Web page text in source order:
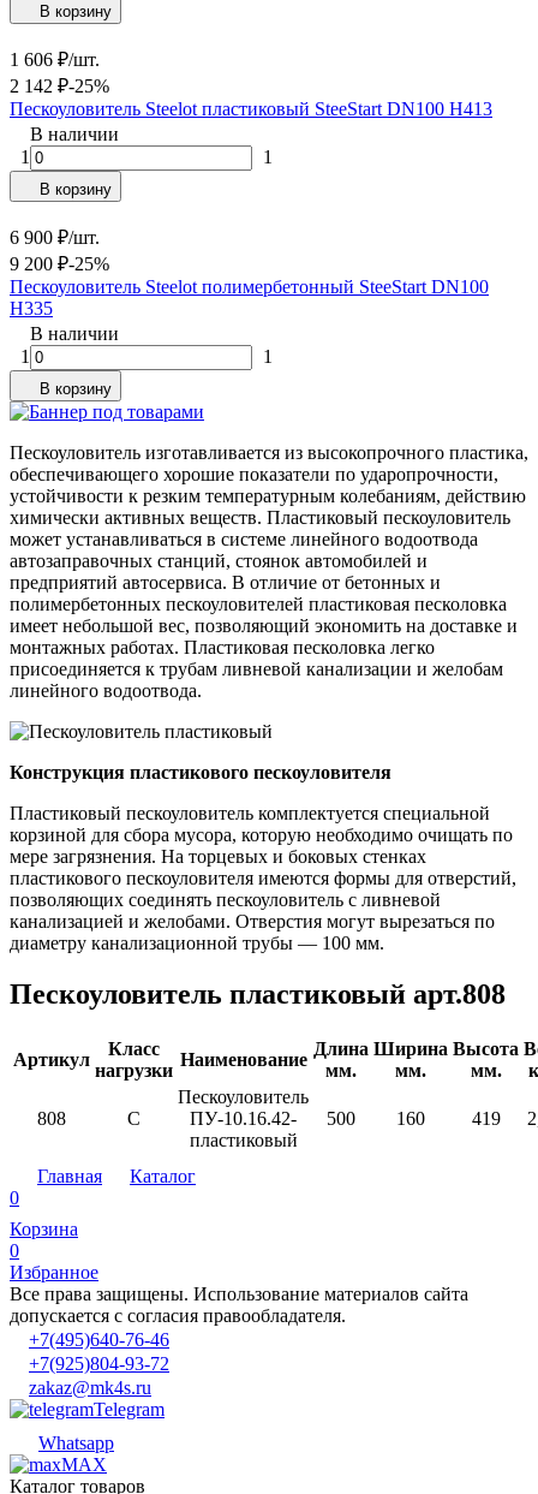
В корзину
1 606 ₽/шт.
2 142 ₽-25%
Пескоуловитель Steelot пластиковый SteeStart DN100 H413
В наличии
1
1
В корзину
6 900 ₽/шт.
9 200 ₽-25%
Пескоуловитель Steelot полимербетонный SteeStart DN100
H335
В наличии
1
1
В корзину
Пескоуловитель изготавливается из высокопрочного пластика,
обеспечивающего хорошие показатели по ударопрочности,
устойчивости к резким температурным колебаниям, действию
химически активных веществ. Пластиковый пескоуловитель
может устанавливаться в системе линейного водоотвода
автозаправочных станций, стоянок автомобилей и
предприятий автосервиса. В отличие от бетонных и
полимербетонных пескоуловителей пластиковая песколовка
имеет небольшой вес, позволяющий экономить на доставке и
монтажных работах. Пластиковая песколовка легко
присоединяется к трубам ливневой канализации и желобам
линейного водоотвода.
Конструкция пластикового пескоуловителя
Пластиковый пескоуловитель комплектуется специальной
корзиной для сбора мусора, которую необходимо очищать по
мере загрязнения. На торцевых и боковых стенках
пластикового пескоуловителя имеются формы для отверстий,
позволяющих соединять пескоуловитель с ливневой
канализацией и желобами. Отверстия могут вырезаться по
диаметру канализационной трубы — 100 мм.
Пескоуловитель пластиковый арт.808
Артикул
Класс
нагрузки
Наименование
Длина
мм.
Ширина
мм.
Высота
мм.
808 С
Пескоуловитель
ПУ-10.16.42-
пластиковый
500 160 419
Главная
Каталог
0
Корзина
0
Избранное
Все права защищены. Использование материалов сайта
допускается с согласия правообладателя.
+7(495)640-76-46
+7(925)804-93-72
zakaz@mk4s.ru
Telegram
Whatsapp
MAX
Каталог товаров